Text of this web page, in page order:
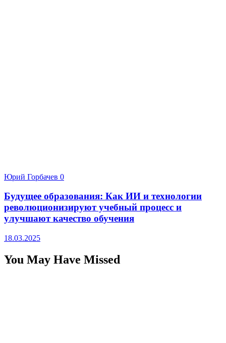
Юрий Горбачев 0
Будущее образования: Как ИИ и технологии
революционизируют учебный процесс и
улучшают качество обучения
18.03.2025
You May Have Missed